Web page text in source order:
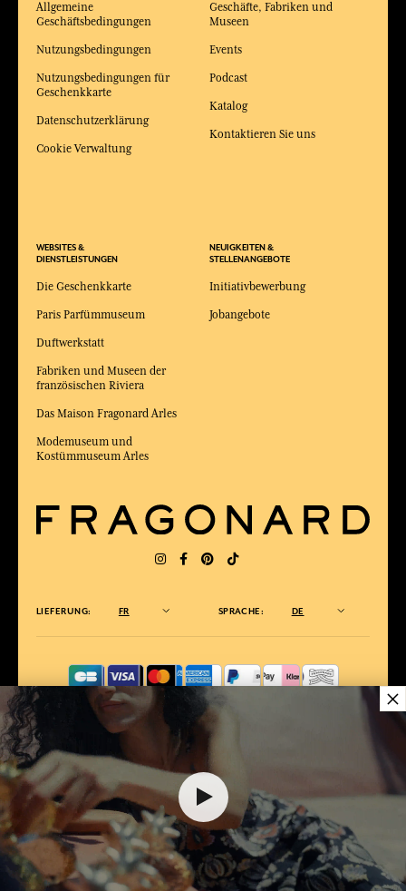
35,00 €
DEM WARENKORB HINZUFÜGEN
Allgemeine
Geschäftsbedingungen
Nutzungsbedingungen
Nutzungsbedingungen für
Geschenkkarte
Datenschutzerklärung
Cookie Verwaltung
WEBSITES &
DIENSTLEISTUNGEN
Die Geschenkkarte
Paris Parfümmuseum
Duftwerkstatt
Fabriken und Museen der
französischen Riviera
Das Maison Fragonard Arles
Modemuseum und
Kostümmuseum Arles
Geschäfte, Fabriken und
Museen
Events
Podcast
Katalog
Kontaktieren Sie uns
NEUIGKEITEN &
STELLENANGEBOTE
Initiativbewerbung
Jobangebote
LIEFERUNG: FR SPRACHE: DE
ZUM BESTEN ONLINE-COMMERCE-SITE
2025 vom Magazin Capital gewählt
×